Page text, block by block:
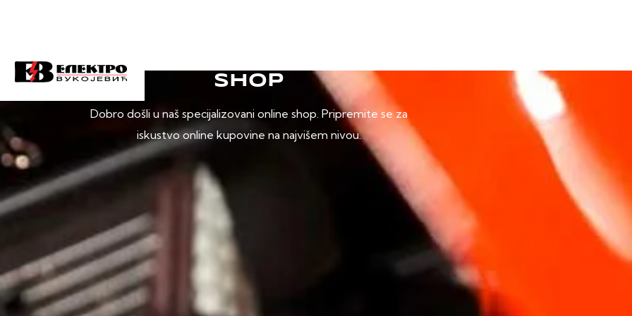
SHOP
Dobro došli u naš specijalizovani online shop. Pripremite se za
iskustvo online kupovine na najvišem nivou.